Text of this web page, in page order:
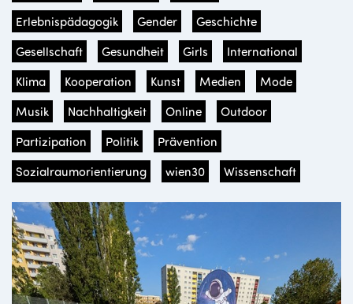
Erlebnispädagogik
Gender
Geschichte
Gesellschaft
Gesundheit Girls
International
Klima
Kooperation Kunst Medien
Mode
Musik
Nachhaltigkeit Online
Outdoor
Partizipation
Politik
Prävention
Sozialraumorientierung
wien30 Wissenschaft